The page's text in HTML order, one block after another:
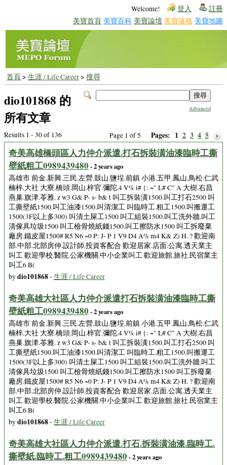
Welcome! 登入 註冊
美寶首頁 美寶百科 美寶論壇 美寶落格 美寶地圖
首頁> 生涯 / Life Career> 搜尋
Advanced
dio101868 的
所有文章
Page 1 of 5 Pages: 1 2 3 4 5
Results 1 - 30 of 136
奇美高雄橋頭區人力仲介派遣.打石拆裝潢油漆臨時工撕
壁紙粗工0989439480 - 2 years ago
高雄市 前金.新興.三民.左營.鼓山.鹽埕.前鎮 小港.五甲.鳳山.鳥松.仁武
楠梓.大社 大寮.橋頭.岡山.梓官.彌陀.4 V% i# {: ~" L# C" A 大樹.右昌
燕巢.旗津.苓雅. z w3 G& P- s- b& t 叫工拆裝潢1500.叫工打石2500 叫
工撕壁紙1500.叫工油漆1500.叫清潔工 叫臨時工.粗工1500.叫搬運工
1500(3F以上多300) 叫清土屎工1500 叫工組裝1500.叫工洗外牆.叫工
清傢具垃圾1500 叫工檢骨燒紙錢1500.叫工擦防水1500 叫工拆廢棄
廠房.鐵皮屋1500# R5 N6 ~0 P: J- P 1 V9 D4 A% m4 K& Z) H. ? 歡迎南
部.中部.北部房仲.設計師.投資客配合 歡迎居家.店面.公寓.透天業主
叫工 歡迎學校.醫院.公家機關.中小企業叫工 歡迎旅館.旅社.民宿業主
叫工6 B(
bydio101868- 生涯 / Life Career
奇美高雄大社區人力仲介派遣打石拆裝潢油漆臨時工撕
壁紙粗工0989439480 - 2 years ago
高雄市 前金.新興.三民.左營.鼓山.鹽埕.前鎮 小港.五甲.鳳山.鳥松.仁武
楠梓.大社 大寮.橋頭.岡山.梓官.彌陀.4 V% i# {: ~" L# C" A 大樹.右昌
燕巢.旗津.苓雅. z w3 G& P- s- b& t 叫工拆裝潢1500.叫工打石2500 叫
工撕壁紙1500.叫工油漆1500.叫清潔工 叫臨時工.粗工1500.叫搬運工
1500(3F以上多300) 叫清土屎工1500 叫工組裝1500.叫工洗外牆.叫工
清傢具垃圾1500 叫工檢骨燒紙錢1500.叫工擦防水1500 叫工拆廢棄
廠房.鐵皮屋1500# R5 N6 ~0 P: J- P 1 V9 D4 A% m4 K& Z) H. ? 歡迎南
部.中部.北部房仲.設計師.投資客配合 歡迎居家.店面.公寓.透天業主
叫工 歡迎學校.醫院.公家機關.中小企業叫工 歡迎旅館.旅社.民宿業主
叫工6 B(
bydio101868- 生涯 / Life Career
奇美高雄大社區人力仲介派遣.打石.拆裝潢油漆.臨時工.
撕壁紙.臨時工.粗工0989439480 - 2 years ago